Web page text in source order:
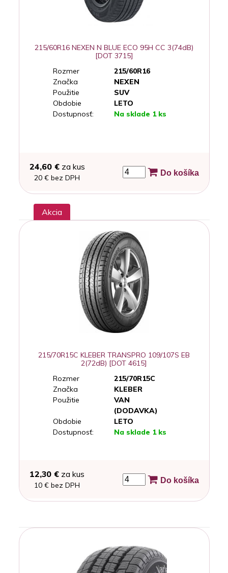
215/60R16 NEXEN N BLUE ECO 95H CC 3(74dB)
[DOT 3715]
Rozmer
215/60R16
Značka
NEXEN
Použitie
SUV
Obdobie
LETO
Dostupnosť:
Na sklade 1 ks
24,60 €za kus
20 € bez DPH
Do košíka
Akcia
215/70R15C KLEBER TRANSPRO 109/107S EB
2(72dB) [DOT 4615]
Rozmer
215/70R15C
Značka
KLEBER
Použitie
VAN
(DODAVKA)
Obdobie
LETO
Dostupnosť:
Na sklade 1 ks
12,30 €za kus
10 € bez DPH
Do košíka